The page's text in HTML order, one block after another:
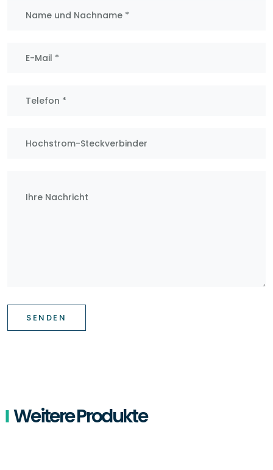
SENDEN
Weitere Produkte